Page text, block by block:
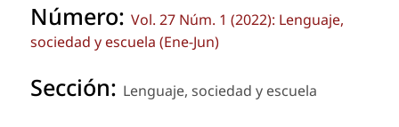
Número: Vol. 27 Núm. 1 (2022): Lenguaje,
sociedad y escuela (Ene-Jun)
Sección: Lenguaje, sociedad y escuela